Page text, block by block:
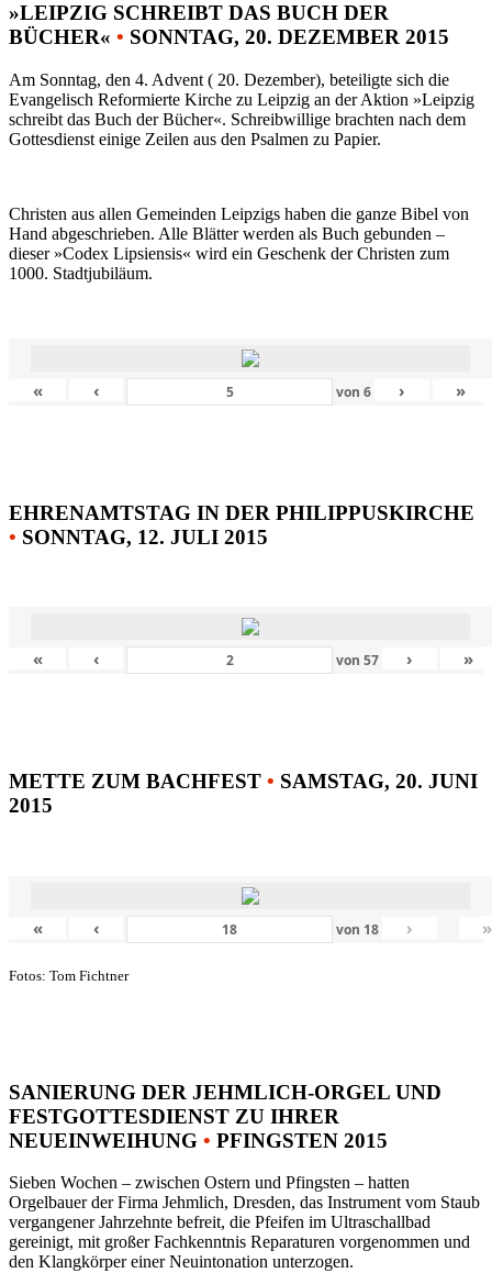
»LEIPZIG SCHREIBT DAS BUCH DER
BÜCHER« • SONNTAG, 20. DEZEMBER 2015
Am Sonntag, den 4. Advent ( 20. Dezember), beteiligte sich die
Evangelisch Reformierte Kirche zu Leipzig an der Aktion »Leipzig
schreibt das Buch der Bücher«. Schreibwillige brachten nach dem
Gottesdienst einige Zeilen aus den Psalmen zu Papier.
Christen aus allen Gemeinden Leipzigs haben die ganze Bibel von
Hand abgeschrieben. Alle Blätter werden als Buch gebunden –
dieser »Codex Lipsiensis« wird ein Geschenk der Christen zum
1000. Stadtjubiläum.
« ‹ von6 › »
EHRENAMTSTAG IN DER PHILIPPUSKIRCHE
• SONNTAG, 12. JULI 2015
« ‹ von57 › »
METTE ZUM BACHFEST • SAMSTAG, 20. JUNI
2015
« ‹ von 18 › »
Fotos: Tom Fichtner
SANIERUNG DER JEHMLICH-ORGEL UND
FESTGOTTESDIENST ZU IHRER
NEUEINWEIHUNG • PFINGSTEN 2015
Sieben Wochen – zwischen Ostern und Pfingsten – hatten
Orgelbauer der Firma Jehmlich, Dresden, das Instrument vom Staub
vergangener Jahrzehnte befreit, die Pfeifen im Ultraschallbad
gereinigt, mit großer Fachkenntnis Reparaturen vorgenommen und
den Klangkörper einer Neuintonation unterzogen.